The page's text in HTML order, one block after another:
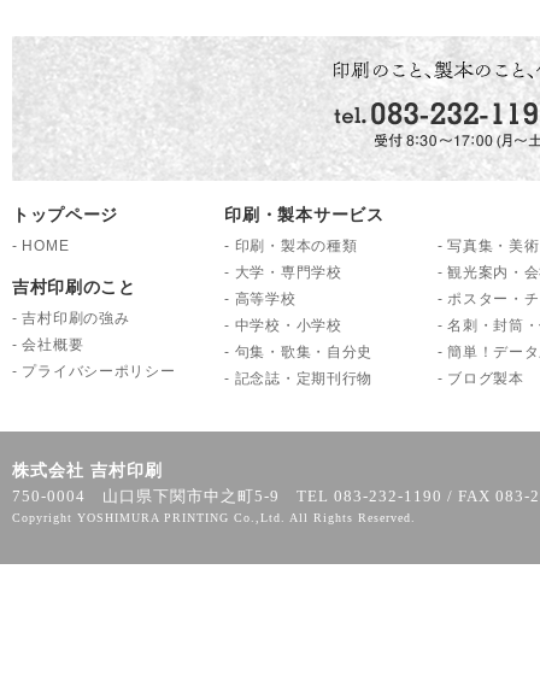
トップページ
- HOME
吉村印刷のこと
-吉村印刷の強み
-会社概要
- プライバシーポリシー
印刷・製本サービス
- 印刷・製本の種類
- 大学・専門学校
- 高等学校
- 中学校・小学校
- 句集・歌集・自分史
- 記念誌・定期刊行物
-写真集・美
-観光案内・
-ポスター・
-名刺・封筒
-簡単！デー
- ブログ製本
株式会社 吉村印刷
750-0004 山口県下関市中之町5-9 TEL 083-232-1190 / FAX 083-
Copyright YOSHIMURA PRINTING Co.,Ltd. All Rights Reserved.